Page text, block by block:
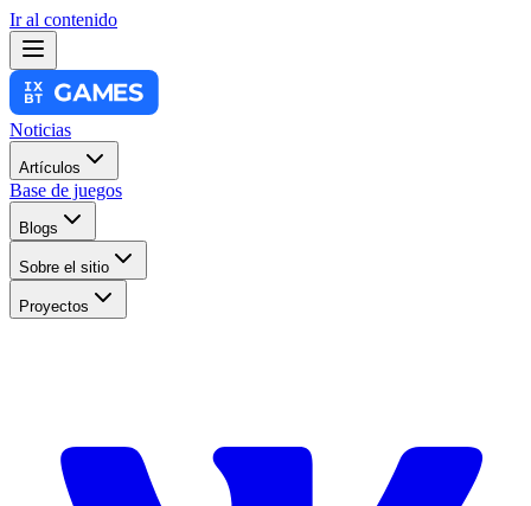
Ir al contenido
Noticias
Artículos
Base de juegos
Blogs
Sobre el sitio
Proyectos